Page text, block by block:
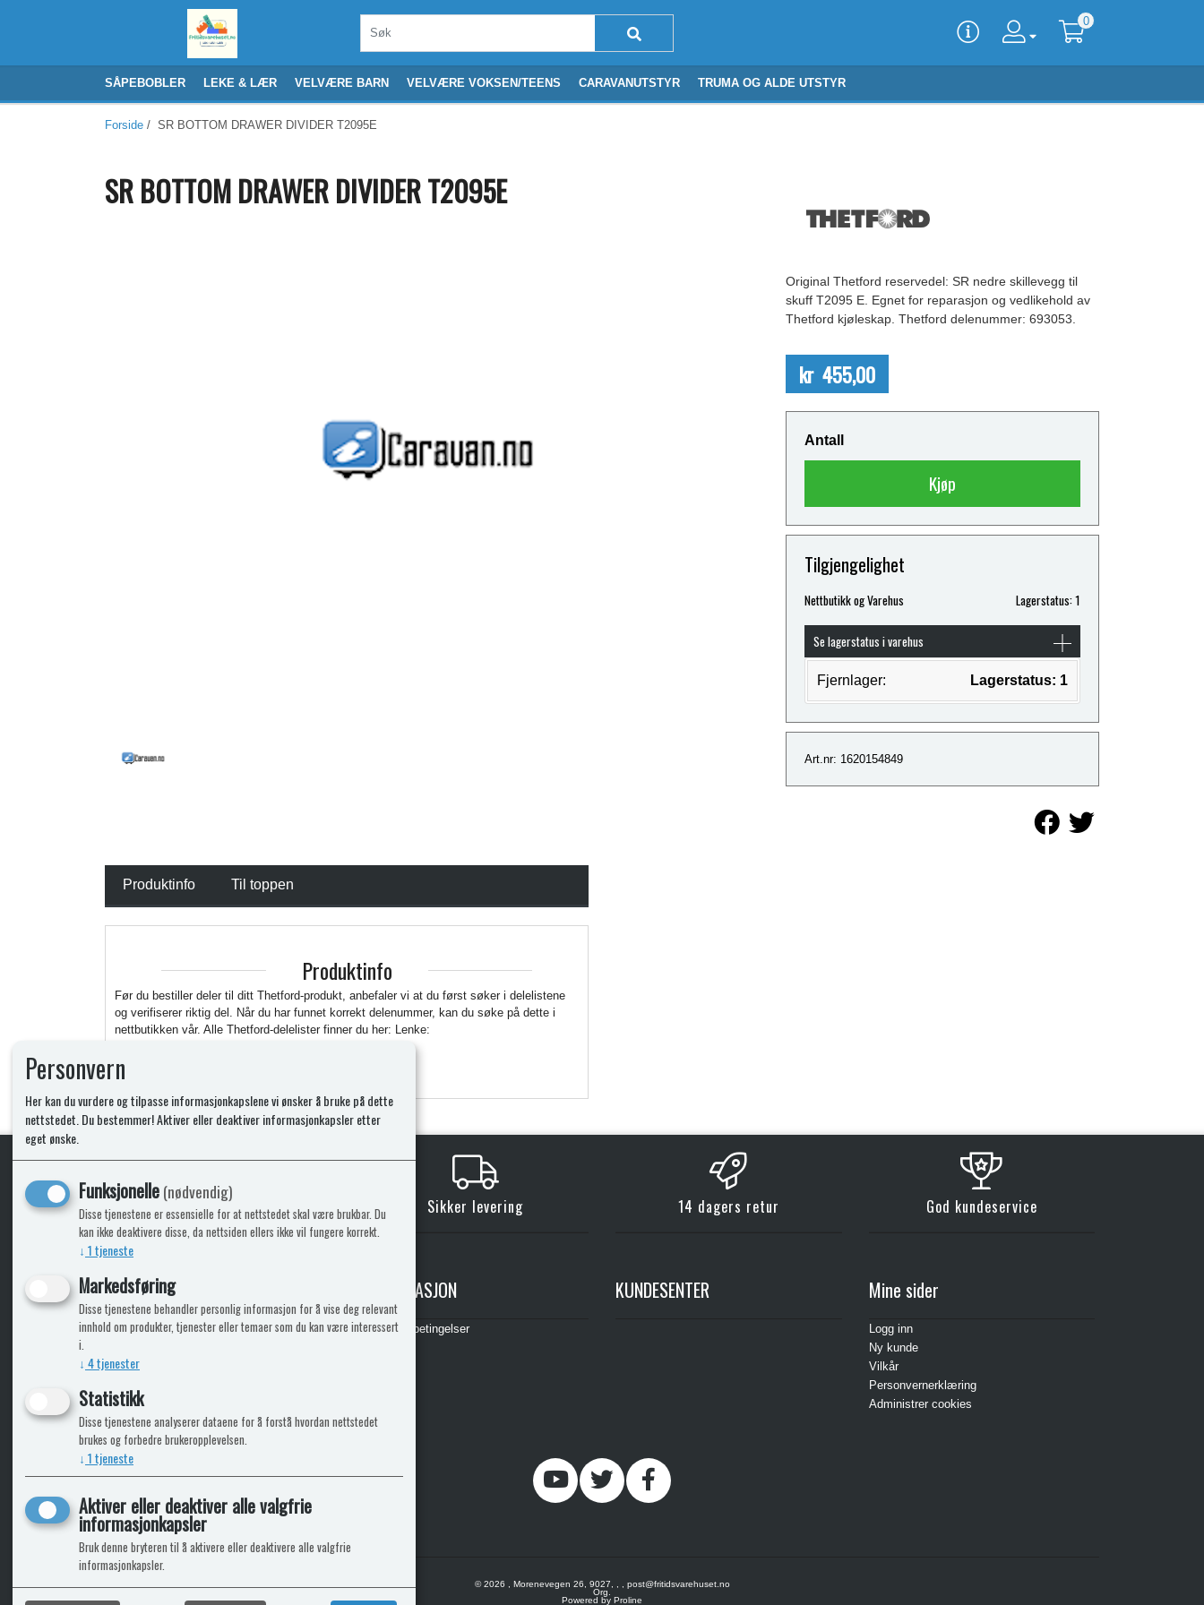
0
SÅPEBOBLER LEKE & LÆR VELVÆRE BARN VELVÆRE VOKSEN/TEENS CARAVANUTSTYR TRUMA OG ALDE UTSTYR
Forside / SR BOTTOM DRAWER DIVIDER T2095E
SR BOTTOM DRAWER DIVIDER T2095E
Original Thetford reservedel: SR nedre skillevegg til
skuff T2095 E. Egnet for reparasjon og vedlikehold av
Thetford kjøleskap. Thetford delenummer: 693053.
kr 455,00
Antall
Kjøp
Tilgjengelighet
Nettbutikk og Varehus Lagerstatus: 1
Se lagerstatus i varehus
Fjernlager: Lagerstatus: 1
Art.nr: 1620154849
Produktinfo Til toppen
Produktinfo
Før du bestiller deler til ditt Thetford-produkt, anbefaler vi at du først søker i delelistene
og verifiserer riktig del. Når du har funnet korrekt delenummer, kan du søke på dette i
nettbutikken vår. Alle Thetford-delelister finner du her: Lenke:
KLikk & hent Sikker levering 14 dagers retur God kundeservice
ICARAVANGRUPPEN
Trumadeler.no
Fritidsvarehuset.no
INFORMASJON
Leveringsbetingelser
KUNDESENTER Mine sider
Logg inn
Ny kunde
Vilkår
Personvernerklæring
Administrer cookies
© 2026 , Morenevegen 26, 9027, , , post@fritidsvarehuset.no
Org.
Powered by Proline
Personvern
Her kan du vurdere og tilpasse informasjonkapslene vi ønsker å bruke på dette
nettstedet. Du bestemmer! Aktiver eller deaktiver informasjonkapsler etter
eget ønske.
Funksjonelle(nødvendig)
Disse tjenestene er essensielle for at nettstedet skal være brukbar. Du
kan ikke deaktivere disse, da nettsiden ellers ikke vil fungere korrekt.
↓ 1tjeneste
Markedsføring
Disse tjenestene behandler personlig informasjon for å vise deg relevant
innhold om produkter, tjenester eller temaer som du kan være interessert
i.
↓ 4tjenester
Statistikk
Disse tjenestene analyserer dataene for å forstå hvordan nettstedet
brukes og forbedre brukeropplevelsen.
↓ 1tjeneste
Aktiver eller deaktiver alle valgfrie
informasjonkapsler
Bruk denne bryteren til å aktivere eller deaktivere alle valgfrie
informasjonkapsler.